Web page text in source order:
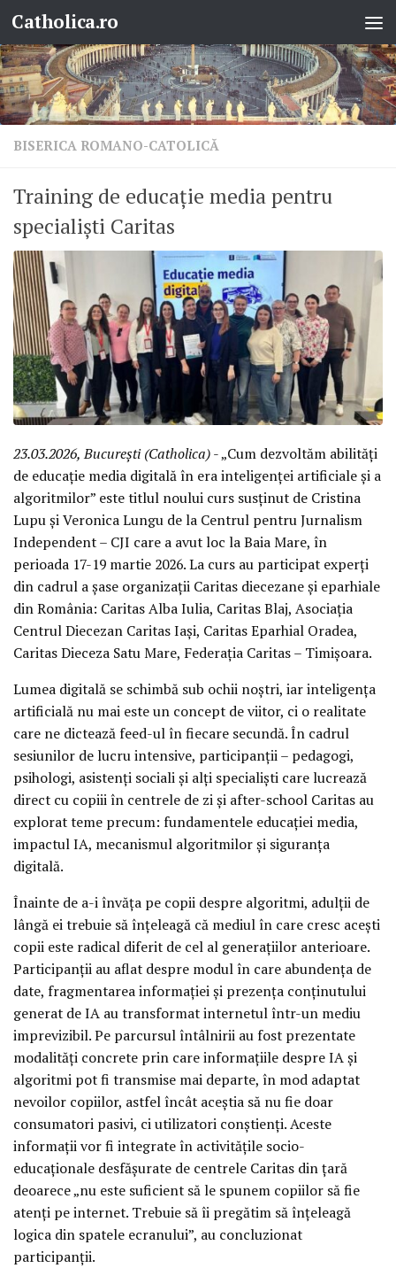
Skip to content
Catholica.ro
BISERICA ROMANO-CATOLICĂ
Training de educație media pentru
specialiști Caritas
23.03.2026, București (Catholica)- „Cum dezvoltăm abilități
de educație media digitală în era inteligenței artificiale și a
algoritmilor” este titlul noului curs susținut de Cristina
Lupu și Veronica Lungu de la Centrul pentru Jurnalism
Independent – CJI care a avut loc la Baia Mare, în
perioada 17-19 martie 2026. La curs au participat experți
din cadrul a șase organizații Caritas diecezane și eparhiale
din România: Caritas Alba Iulia, Caritas Blaj, Asociația
Centrul Diecezan Caritas Iași, Caritas Eparhial Oradea,
Caritas Dieceza Satu Mare, Federația Caritas – Timișoara.
Lumea digitală se schimbă sub ochii noștri, iar inteligența
artificială nu mai este un concept de viitor, ci o realitate
care ne dictează feed-ul în fiecare secundă. În cadrul
sesiunilor de lucru intensive, participanții – pedagogi,
psihologi, asistenți sociali și alți specialiști care lucrează
direct cu copiii în centrele de zi și after-school Caritas au
explorat teme precum: fundamentele educației media,
impactul IA, mecanismul algoritmilor și siguranța
digitală.
Înainte de a-i învăța pe copii despre algoritmi, adulții de
lângă ei trebuie să înțeleagă că mediul în care cresc acești
copii este radical diferit de cel al generațiilor anterioare.
Participanții au aflat despre modul în care abundența de
date, fragmentarea informației și prezența conținutului
generat de IA au transformat internetul într-un mediu
imprevizibil. Pe parcursul întâlnirii au fost prezentate
modalități concrete prin care informațiile despre IA și
algoritmi pot fi transmise mai departe, în mod adaptat
nevoilor copiilor, astfel încât aceștia să nu fie doar
consumatori pasivi, ci utilizatori conștienți. Aceste
informații vor fi integrate în activitățile socio-
educaționale desfășurate de centrele Caritas din țară
deoarece „nu este suficient să le spunem copiilor să fie
atenți pe internet. Trebuie să îi pregătim să înțeleagă
logica din spatele ecranului”, au concluzionat
participanții.